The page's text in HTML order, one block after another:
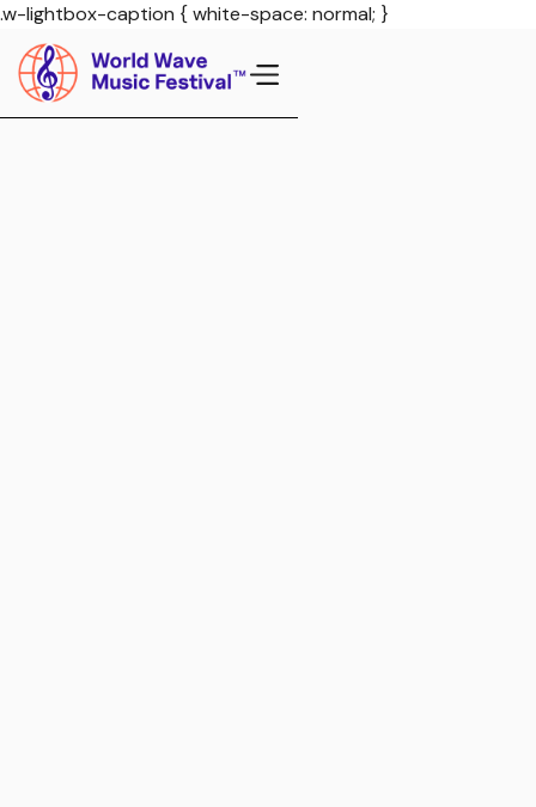
.w-lightbox-caption { white-space: normal; }